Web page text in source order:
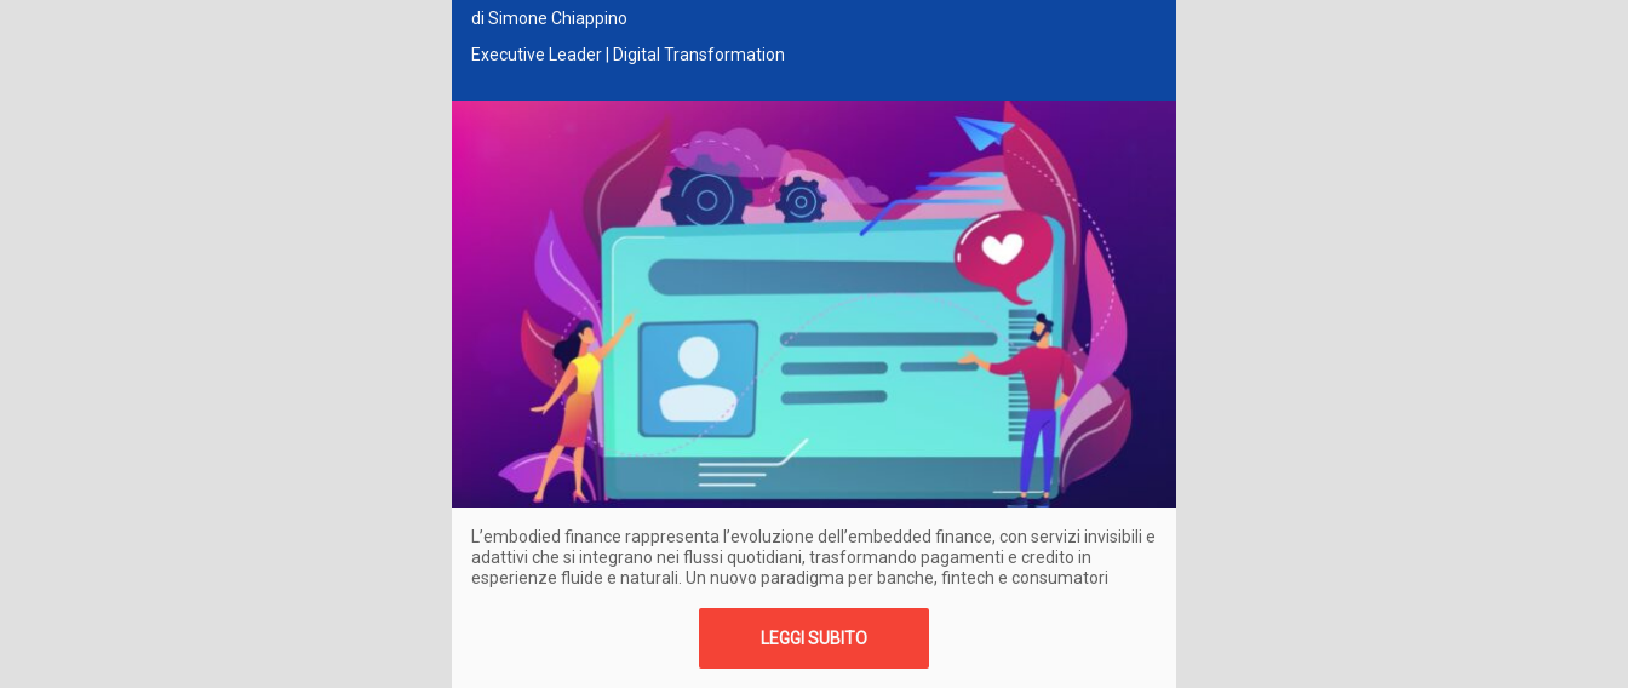
di Simone Chiappino
Executive Leader | Digital Transformation
L’embodied finance rappresenta l’evoluzione dell’embedded finance, con servizi invisibili e
adattivi che si integrano nei flussi quotidiani, trasformando pagamenti e credito in
esperienze fluide e naturali. Un nuovo paradigma per banche, fintech e consumatori
LEGGI SUBITO